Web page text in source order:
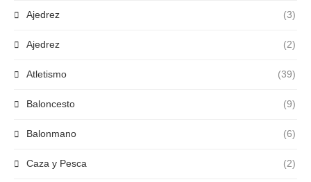
Ajedrez (3)
Ajedrez (2)
Atletismo (39)
Baloncesto (9)
Balonmano (6)
Caza y Pesca (2)